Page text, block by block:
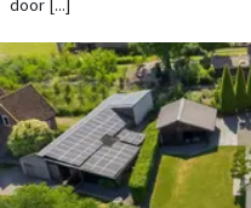
door [...]